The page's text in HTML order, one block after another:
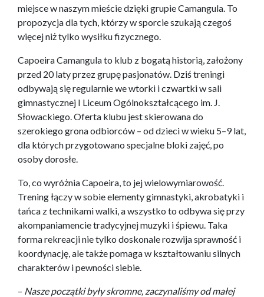
miejsce w naszym mieście dzięki grupie Camangula. To
propozycja dla tych, którzy w sporcie szukają czegoś
więcej niż tylko wysiłku fizycznego.
Capoeira Camangula to klub z bogatą historią, założony
przed 20 laty przez grupę pasjonatów. Dziś treningi
odbywają się regularnie we wtorki i czwartki w sali
gimnastycznej I Liceum Ogólnokształcącego im. J.
Słowackiego. Oferta klubu jest skierowana do
szerokiego grona odbiorców – od dzieci w wieku 5–9 lat,
dla których przygotowano specjalne bloki zajęć, po
osoby dorosłe.
To, co wyróżnia Capoeira, to jej wielowymiarowość.
Trening łączy w sobie elementy gimnastyki, akrobatyki i
tańca z technikami walki, a wszystko to odbywa się przy
akompaniamencie tradycyjnej muzyki i śpiewu. Taka
forma rekreacji nie tylko doskonale rozwija sprawność i
koordynację, ale także pomaga w kształtowaniu silnych
charakterów i pewności siebie.
– Nasze początki były skromne, zaczynaliśmy od małej